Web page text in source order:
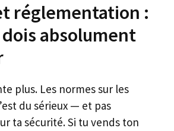
réglementation :
absolument
plus. Les normes sur les
du sérieux — et pas
ta sécurité. Si tu vends ton